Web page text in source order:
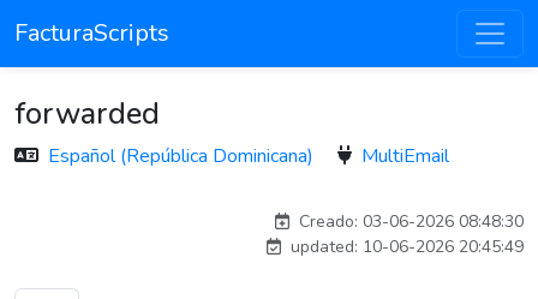
FacturaScripts
forwarded
Español (República Dominicana) MultiEmail
Creado: 03-06-2026 08:48:30
updated: 10-06-2026 20:45:49